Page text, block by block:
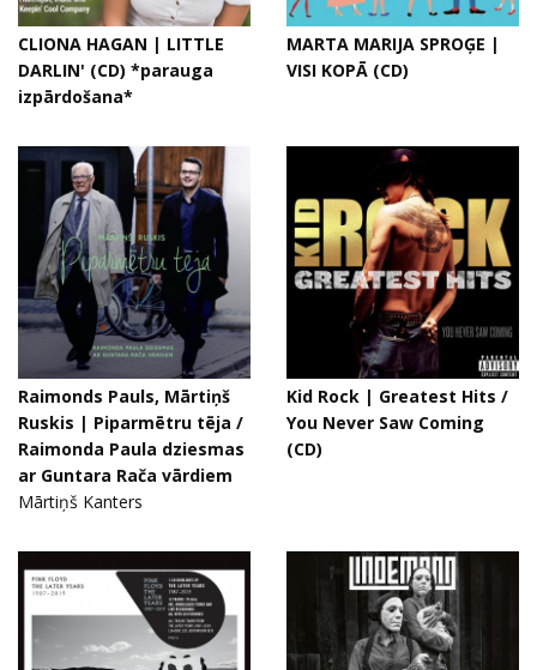
CLIONA HAGAN | LITTLE
DARLIN' (CD) *parauga
izpārdošana*
MARTA MARIJA SPROĢE |
VISI KOPĀ (CD)
Raimonds Pauls, Mārtiņš
Ruskis | Piparmētru tēja /
Raimonda Paula dziesmas
ar Guntara Rača vārdiem
Mārtiņš Kanters
Kid Rock | Greatest Hits /
You Never Saw Coming
(CD)